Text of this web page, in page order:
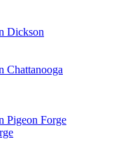
Dickson
Chattanooga
Pigeon Forge